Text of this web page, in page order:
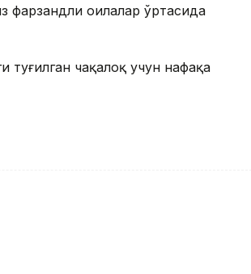
фарзандли оилалар ўртасида
туғилган чақалоқ учун нафақа